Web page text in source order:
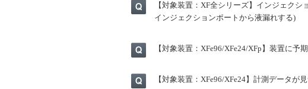
【対象装置：XF全シリーズ】インジェクシ
インジェクションポートから液漏れする)
【対象装置：XFe96/XFe24/XFp】装置に予
【対象装置：XFe96/XFe24】計測データが